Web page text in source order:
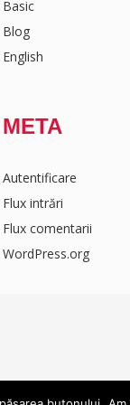
Basic
Blog
English
META
Autentificare
Flux intrări
Flux comentarii
WordPress.org